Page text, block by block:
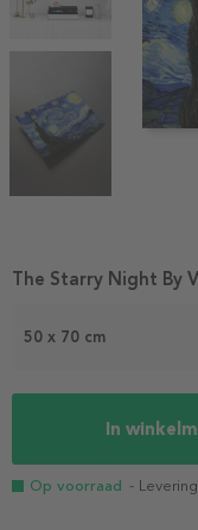
Item
50 x 70 cm
In
Op voorraad -
The Starry Night By